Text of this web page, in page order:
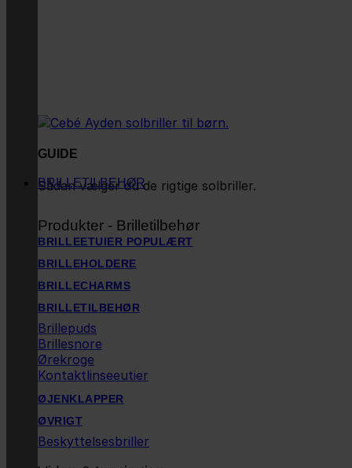
GUIDE
Sådan vælger du de rigtige solbriller.
BRILLETILBEHØR
Produkter - Brilletilbehør
BRILLEETUIER
BRILLEHOLDERE
BRILLECHARMS
BRILLETILBEHØR
Brillepuds
Brillesnore
Ørekroge
Kontaktlinseeutier
ØJENKLAPPER
ØVRIGT
Beskyttelsesbriller